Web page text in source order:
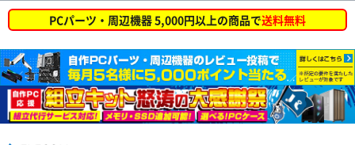
PCパーツ・周辺機器 5,000円以上の商品で送料無料